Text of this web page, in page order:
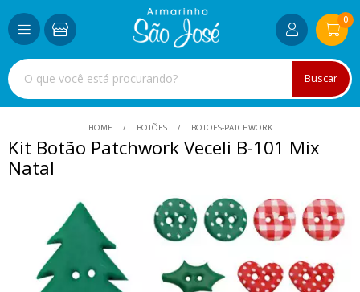
Buscar
0
HOME BOTÕES BOTOES-PATCHWORK
Kit Botão Patchwork Veceli B-101 Mix
Natal